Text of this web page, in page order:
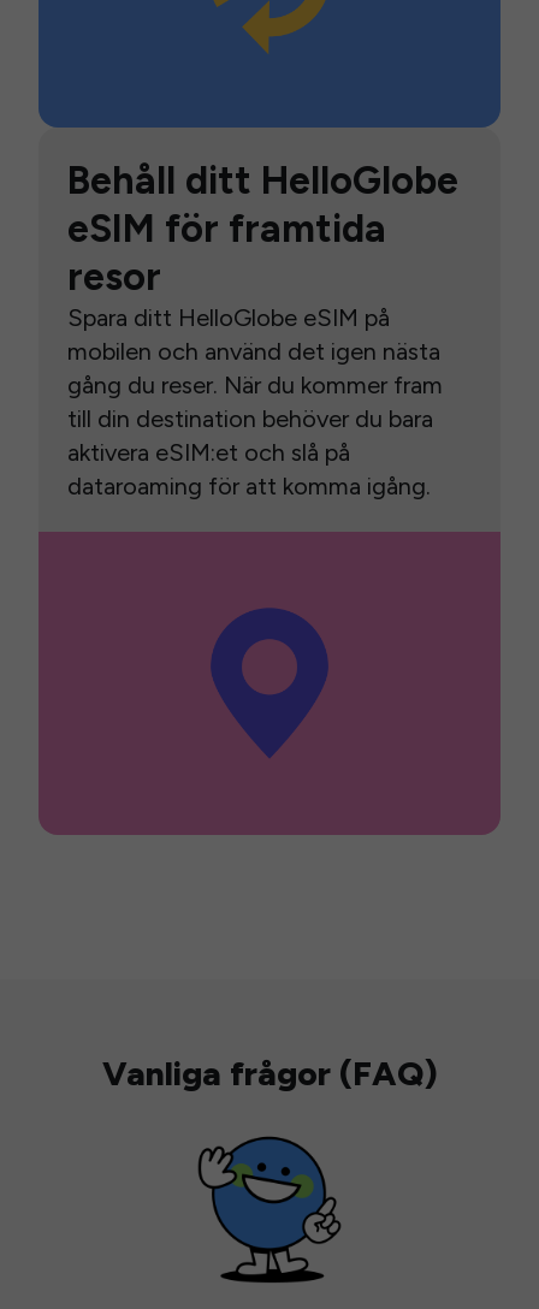
Behåll ditt HelloGlobe
eSIM för framtida
resor
Spara ditt HelloGlobe eSIM på
mobilen och använd det igen nästa
gång du reser. När du kommer fram
till din destination behöver du bara
aktivera eSIM:et och slå på
dataroaming för att komma igång.
Vanliga frågor (FAQ)